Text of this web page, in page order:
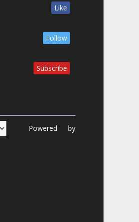
Like
Follow
Subscribe
Powered by